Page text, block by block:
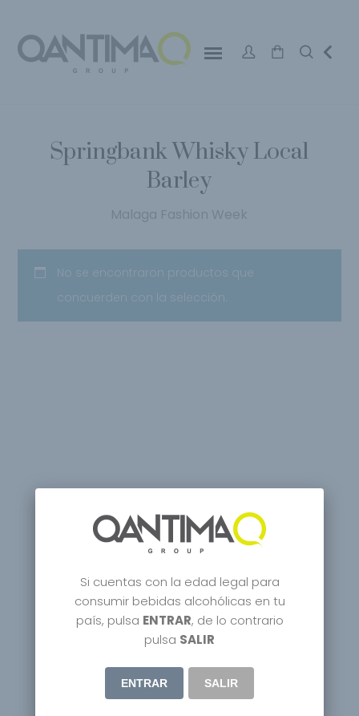
Springbank Whisky Local
Barley
Malaga Fashion Week
No se encontraron productos que
concuerden con la selección.
Si cuentas con la edad legal para
consumir bebidas alcohólicas en tu
país, pulsa ENTRAR, de lo contrario
pulsa SALIR
ENTRAR SALIR